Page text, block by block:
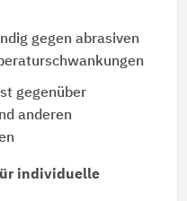
gegen abrasiven
gegenüber
anderen
individuelle